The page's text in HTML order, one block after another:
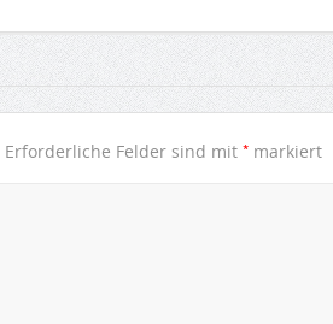
Erforderliche Felder sind mit * markiert